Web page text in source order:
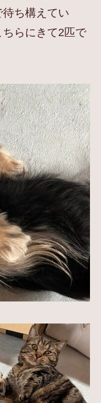
ち構えてい
らにきて2匹で